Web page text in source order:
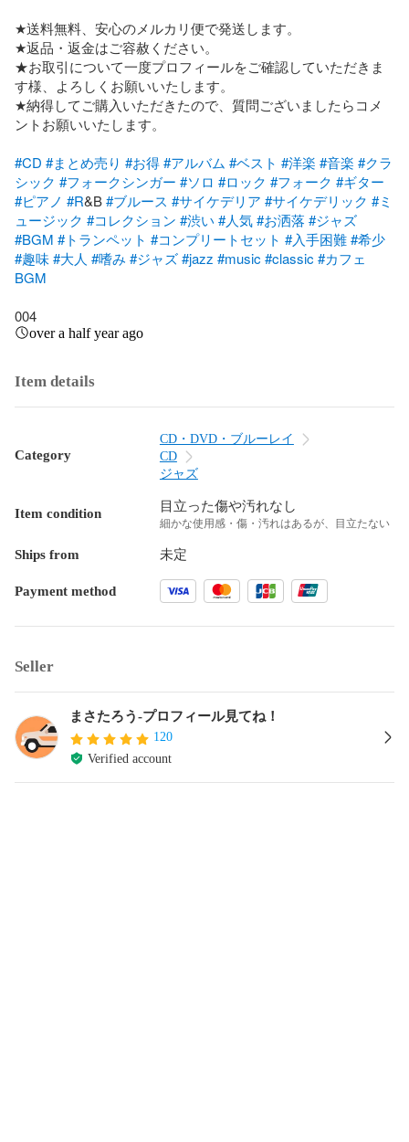
★送料無料、安心のメルカリ便で発送します。
★返品・返金はご容赦ください。
★お取引について一度プロフィールをご確認していただきま
す様、よろしくお願いいたします。
★納得してご購入いただきたので、質問ございましたらコメ
ントお願いいたします。
#CD #まとめ売り #お得#アルバム #ベスト #洋楽 #音楽 #クラ
シック #フォークシンガー #ソロ #ロック #フォーク #ギター
#ピアノ #R&B #ブルース #サイケデリア #サイケデリック #ミ
ュージック #コレクション #渋い #人気#お洒落 #ジャズ
#BGM #トランペット #コンプリートセット #入手困難#希少
#趣味#大人 #嗜み #ジャズ#jazz #music #classic #カフェ
BGM
004
over a half year ago
Item details
Category
CD・DVD・ブルーレイ
CD
ジャズ
Item condition 目立った傷や汚れなし
細かな使用感・傷・汚れはあるが、目立たない
Ships from 未定
Payment method
Seller
まさたろう-プロフィール見てね！
120
Verified account